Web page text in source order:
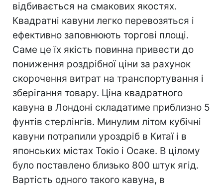
відбивається на смакових якостях.
Квадратні кавуни легко перевозяться і
ефективно заповнюють торгові площі.
Саме це їх якість повинна привести до
пониження роздрібної ціни за рахунок
скорочення витрат на транспортування і
зберігання товару. Ціна квадратного
кавуна в Лондоні складатиме приблизно 5
фунтів стерлінгів. Минулим літом кубічні
кавуни потрапили уроздріб в Китаї і в
японських містах Токіо і Осаке. В цілому
було поставлено близько 800 штук ягід.
Вартість одного такого кавуна, в